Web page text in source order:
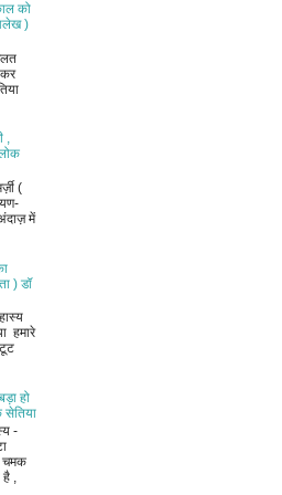
को
)
,
(
में
) डॉ
हमारे
हो
सेतिया
-
चमक
है ,